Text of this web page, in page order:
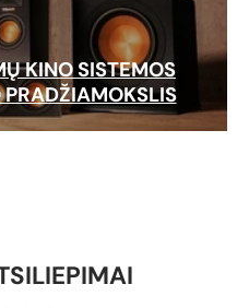
KINO SISTEMOS